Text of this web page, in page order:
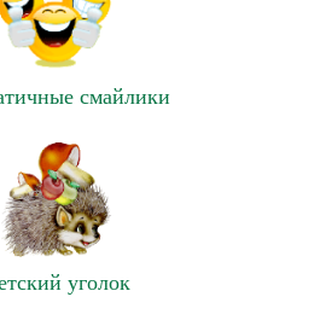
смайлики
уголок